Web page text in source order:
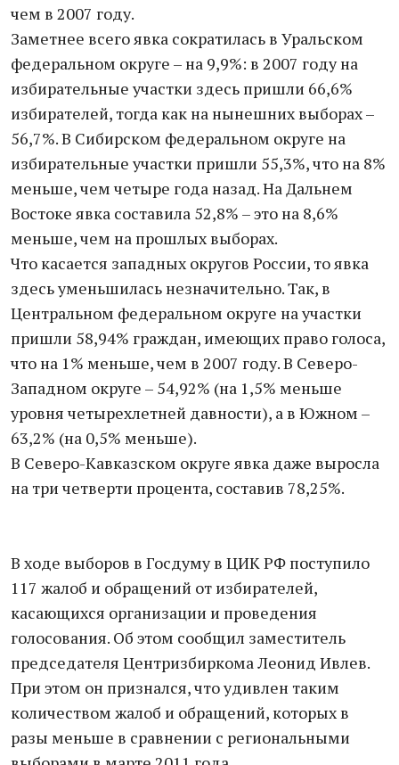
чем в 2007 году.
Заметнее всего явка сократилась в Уральском
федеральном округе – на 9,9%: в 2007 году на
избирательные участки здесь пришли 66,6%
избирателей, тогда как на нынешних выборах –
56,7%. В Сибирском федеральном округе на
избирательные участки пришли 55,3%, что на 8%
меньше, чем четыре года назад. На Дальнем
Востоке явка составила 52,8% – это на 8,6%
меньше, чем на прошлых выборах.
Что касается западных округов России, то явка
здесь уменьшилась незначительно. Так, в
Центральном федеральном округе на участки
пришли 58,94% граждан, имеющих право голоса,
что на 1% меньше, чем в 2007 году. В Северо-
Западном округе – 54,92% (на 1,5% меньше
уровня четырехлетней давности), а в Южном –
63,2% (на 0,5% меньше).
В Северо-Кавказском округе явка даже выросла
на три четверти процента, составив 78,25%.
В ходе выборов в Госдуму в ЦИК РФ поступило
117 жалоб и обращений от избирателей,
касающихся организации и проведения
голосования. Об этом сообщил заместитель
председателя Центризбиркома Леонид Ивлев.
При этом он признался, что удивлен таким
количеством жалоб и обращений, которых в
разы меньше в сравнении с региональными